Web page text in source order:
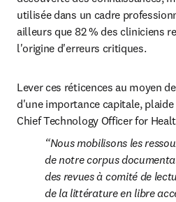
utilisée dans un cadre
ailleurs que 82 % des cliniciens
l'origine d'erreurs critiques.
Lever ces réticences au moyen
d'une importance capitale,
Chief Technology Officer for
Nous mobilisons les
de notre corpus
des revues à comité de
de la littérature en libre